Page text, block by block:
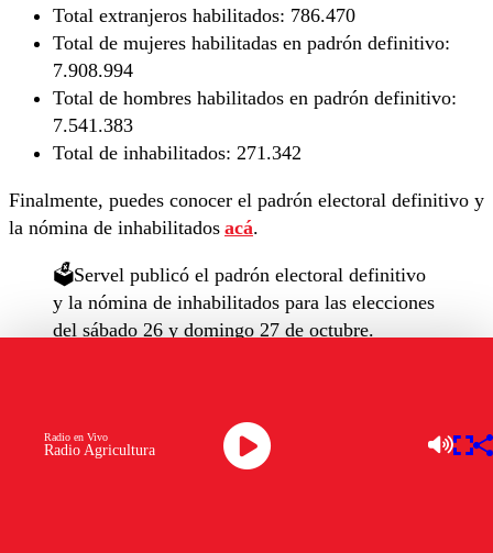
Total extranjeros habilitados: 786.470
Total de mujeres habilitadas en padrón definitivo:
7.908.994
Total de hombres habilitados en padrón definitivo:
7.541.383
Total de inhabilitados: 271.342
Finalmente, puedes conocer el padrón electoral definitivo y
la nómina de inhabilitados acá.
🗳️Servel publicó el padrón electoral definitivo
y la nómina de inhabilitados para las elecciones
del sábado 26 y domingo 27 de octubre.
pic.twitter.com/FgtElUvsVC
Radio Agricultura
Radio en Vivo